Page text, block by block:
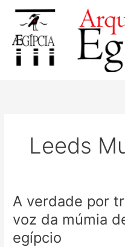
conteúdo
Leeds
A verdade por
voz da múmia
egípcio